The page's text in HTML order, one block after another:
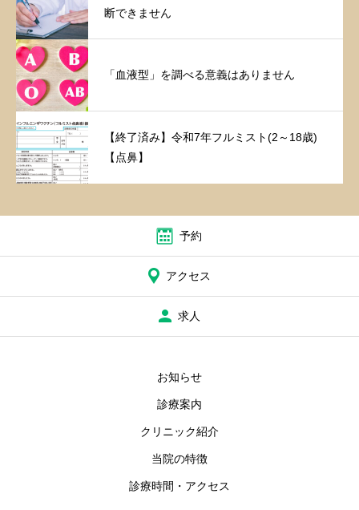
断できません
「血液型」を調べる意義はありません
【終了済み】令和7年フルミスト(2～18歳)
【点鼻】
予約
アクセス
求人
お知らせ
診療案内
クリニック紹介
当院の特徴
診療時間・アクセス